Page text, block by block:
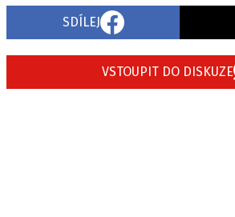
SDÍLEJ
VSTOUPIT DO DISKUZE